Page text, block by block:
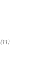
(11)